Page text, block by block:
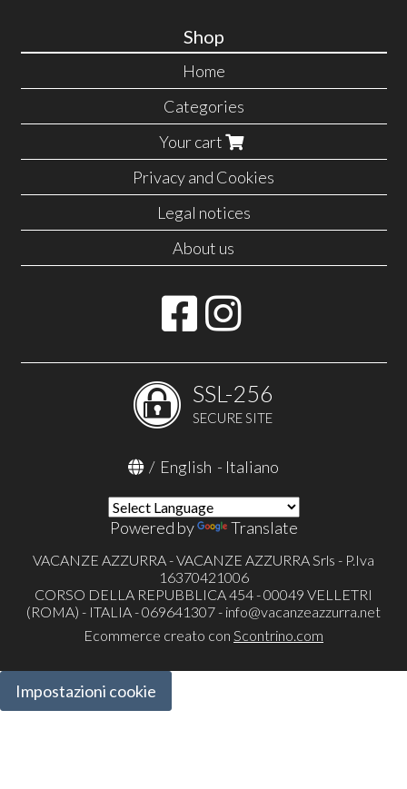
Shop
Home
Categories
Your cart
Privacy and Cookies
Legal notices
About us
SSL-256
SECURE SITE
/ English - Italiano
Powered by Translate
VACANZE AZZURRA - VACANZE AZZURRA Srls - P.Iva
16370421006
CORSO DELLA REPUBBLICA 454 - 00049 VELLETRI
(ROMA) - ITALIA - 069641307 - info@vacanzeazzurra.net
Ecommerce creato con Scontrino.com
Impostazioni cookie